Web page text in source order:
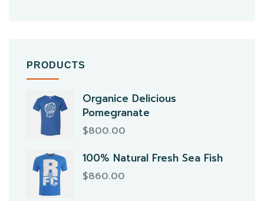
PRODUCTS
Organice Delicious
Pomegranate
$800.00
100% Natural Fresh Sea Fish
$860.00